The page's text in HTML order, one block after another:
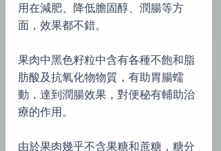
用在減肥、降低膽固醇、潤腸等方
面，效果都不錯。
果肉中黑色籽粒中含有各種不飽和脂
肪酸及抗氧化物物質，有助胃腸蠕
動，達到潤腸效果，對便秘有輔助治
療的作用。
由於果肉幾乎不含果糖和蔗糖，糖分